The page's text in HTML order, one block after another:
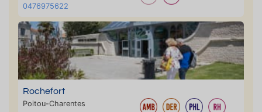
0476975622
Rochefort
Poitou-Charentes